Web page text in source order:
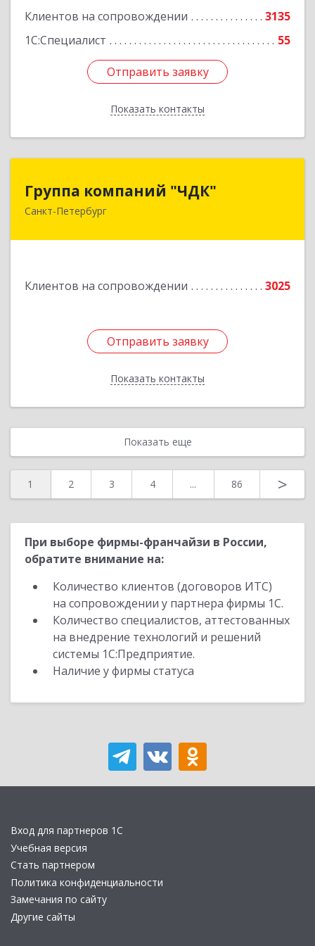
Клиентов на сопровождении
3135
1С:Специалист
55
Отправить заявку
Показать контакты
Отправить заявку
Назад
Группа компаний "ЧДК"
Санкт-Петербург
Клиентов на сопровождении 3025
Отправить заявку
Показать контакты
Группа компаний "ЧДК"
191119, Санкт-Петербург г, вн.тер.г.
Подробнее
Отправить заявку
Назад
Показать еще
1 2 3 4 ... 86 >
При выборе фирмы-франчайзи в России,
обратите внимание на:
Количество клиентов (договоров ИТС)
на сопровождении у партнера фирмы 1С.
Количество специалистов, аттестованных
на внедрение технологий и решений
системы 1С:Предприятие.
Наличие у фирмы статуса
Вход для партнеров 1С
Учебная версия
Стать партнером
Политика конфиденциальности
Замечания по сайту
Другие сайты